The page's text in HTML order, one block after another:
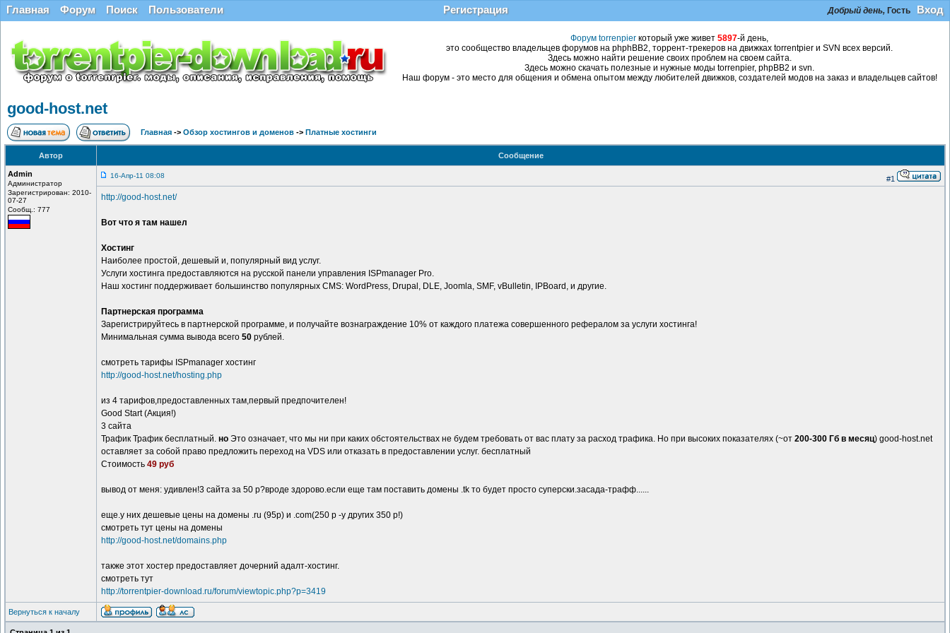
Главная Форум Поиск Пользователи Регистрация Добрый день, Гость Вход
Форум torrenpier который уже живет 5897-й день,
это сообщество владельцев форумов на phphBB2, торрент-трекеров на движках torrentpier и SVN всех версий.
Здесь можно найти решение своих проблем на своем сайта.
Здесь можно скачать полезные и нужные моды torrenpier, phpBB2 и svn.
Наш форум - это место для общения и обмена опытом между любителей движков, создателей модов на заказ и владельцев сайтов!
good-host.net
Главная -> Обзор хостингов и доменов -> Платные хостинги
Автор Сообщение
Admin
Администратор
Зарегистрирован: 2010-
07-27
Сообщ.: 777
16-Апр-11 08:08 #1
http://good-host.net/
Вот что я там нашел
Хостинг
Наиболее простой, дешевый и, популярный вид услуг.
Услуги хостинга предоставляются на русской панели управления ISPmanager Pro.
Наш хостинг поддерживает большинство популярных CMS: WordPress, Drupal, DLE, Joomla, SMF, vBulletin, IPBoard, и другие.
Партнерская программа
Зарегистрируйтесь в партнерской программе, и получайте вознаграждение 10% от каждого платежа совершенного рефералом за услуги хостинга!
Минимальная сумма вывода всего 50 рублей.
смотреть тарифы ISPmanager хостинг
http://good-host.net/hosting.php
из 4 тарифов,предоставленных там,первый предпочителен!
Good Start (Акция!)
3 сайта
Трафик Трафик бесплатный. но Это означает, что мы ни при каких обстоятельствах не будем требовать от вас плату за расход трафика. Но при высоких показателях (~от 200-300 Гб в месяц) good-host.net
оставляет за собой право предложить переход на VDS или отказать в предоставлении услуг. бесплатный
Стоимость 49 руб
вывод от меня: удивлен!3 сайта за 50 р?вроде здорово.если еще там поставить домены .tk то будет просто суперски.засада-трафф......
еще.у них дешевые цены на домены .ru (95р) и .com(250 р -у других 350 р!)
смотреть тут цены на домены
http://good-host.net/domains.php
также этот хостер предоставляет дочерний адалт-хостинг.
смотреть тут
http://torrentpier-download.ru/forum/viewtopic.php?p=3419
Вернуться к началу